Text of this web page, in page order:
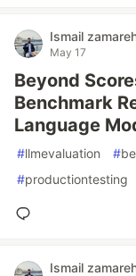
Ismail
May 17
Beyond
Benchmark
Language
#llmevaluation #
#productiontesting
Ismail